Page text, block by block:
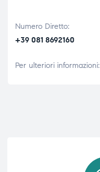
Numero Diretto:
+39 081 8692160
Per ulteriori informazioni: